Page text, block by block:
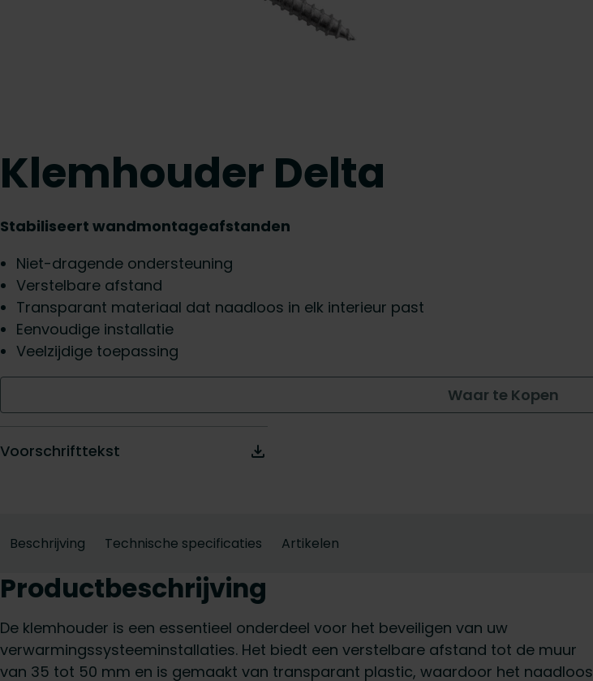
Klemhouder Delta
Stabiliseert wandmontageafstanden
Niet-dragende ondersteuning
Verstelbare afstand
Transparant materiaal dat naadloos in elk interieur past
Eenvoudige installatie
Veelzijdige toepassing
Waar te Kopen
Voorschrifttekst
Beschrijving Technische specificaties Artikelen
Productbeschrijving
De klemhouder is een essentieel onderdeel voor het beveiligen van uw
verwarmingssysteeminstallaties. Het biedt een verstelbare afstand tot de muur
van 35 tot 50 mm en is gemaakt van transparant plastic, waardoor het naadloos